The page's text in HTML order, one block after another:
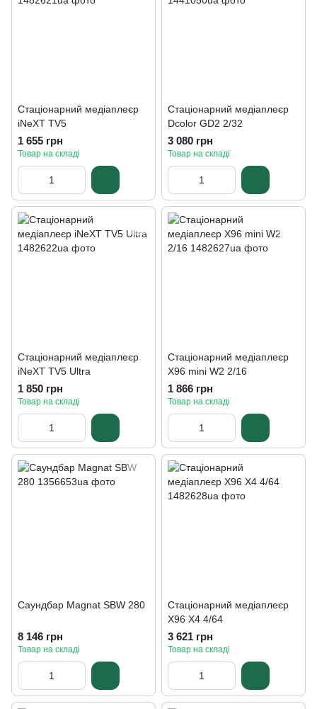
Стаціонарний медіаплеєр
iNeXT TV5
1 655 грн
Товар на складі
Стаціонарний медіаплеєр
Dcolor GD2 2/32
3 080 грн
Товар на складі
Стаціонарний медіаплеєр
iNeXT TV5 Ultra
1 850 грн
Товар на складі
Стаціонарний медіаплеєр
X96 mini W2 2/16
1 866 грн
Товар на складі
Саундбар Magnat SBW 280
8 146 грн
Товар на складі
Стаціонарний медіаплеєр
X96 X4 4/64
3 621 грн
Товар на складі